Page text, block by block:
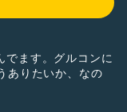
でます。グルコンに
ありたいか、なの